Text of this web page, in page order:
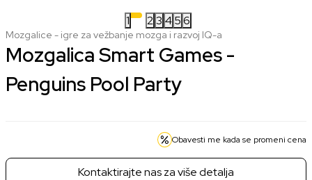
1 23 456
Mozgalice - igre za vežbanje mozga i razvoj IQ-a
Mozgalica Smart Games -
Penguins Pool Party
Obavesti me kada se promeni cena
Kontaktirajte nas za više detalja